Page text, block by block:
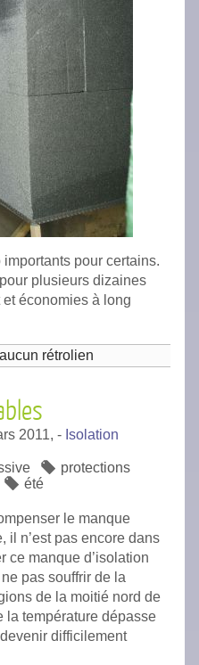
pour certains.
plusieurs dizaines
et économies à long
aucun rétrolien
2011, - Isolation
protections
été
le manque
il n’est pas encore dans
ce manque d’isolation
pas souffrir de la
de la moitié nord de
la température dépasse
difficilement